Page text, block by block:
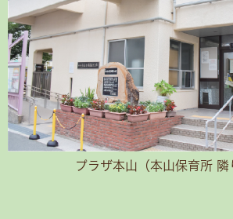
プラザ本山（本山保育所